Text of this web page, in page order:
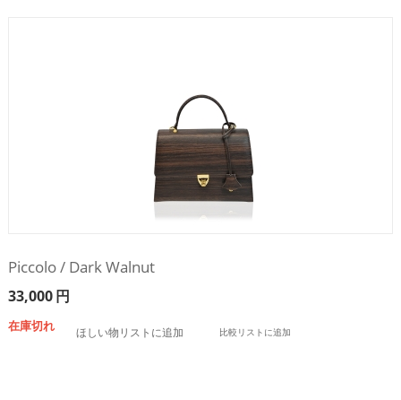
Piccolo / Dark Walnut
33,000円
在庫切れ ほしい物リストに追加 比較リストに追加